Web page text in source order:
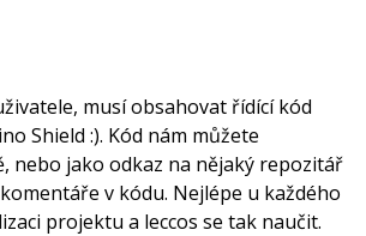
musí obsahovat řídící kód
Shield :). Kód nám můžete
nebo jako odkaz na nějaký repozitář
v kódu. Nejlépe u každého
projektu a leccos se tak naučit.